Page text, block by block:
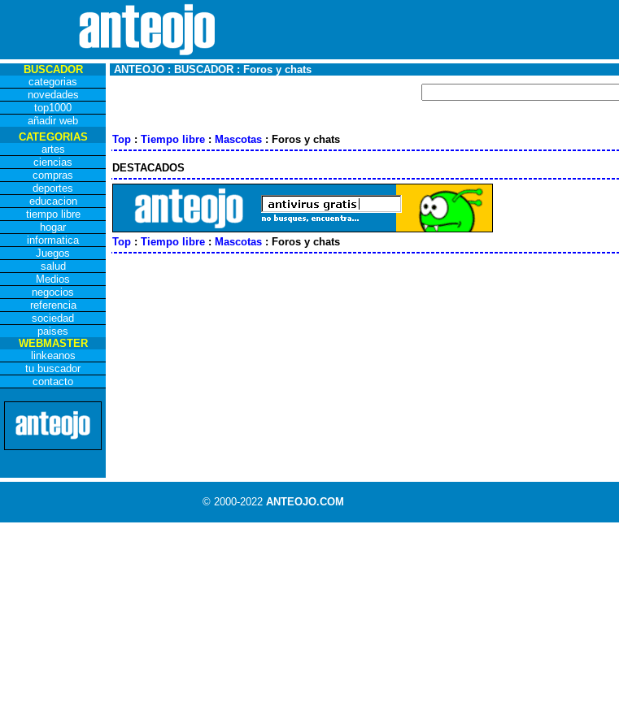
BUSCADOR
categorias
novedades
top1000
añadir web
ANTEOJO : BUSCADOR : Foros y chats
CATEGORIAS
artes
ciencias
compras
deportes
educacion
tiempo libre
hogar
informatica
Juegos
salud
Medios
negocios
referencia
sociedad
paises
WEBMASTER
linkeanos
tu buscador
contacto
Top : Tiempo libre : Mascotas : Foros y chats
DESTACADOS
Top : Tiempo libre : Mascotas : Foros y chats
© 2000-2022 ANTEOJO.COM